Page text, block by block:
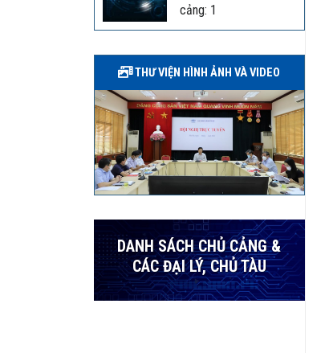
cảng: 1
THƯ VIỆN HÌNH ẢNH VÀ VIDEO
DANH SÁCH CHỦ CẢNG &
CÁC ĐẠI LÝ, CHỦ TÀU